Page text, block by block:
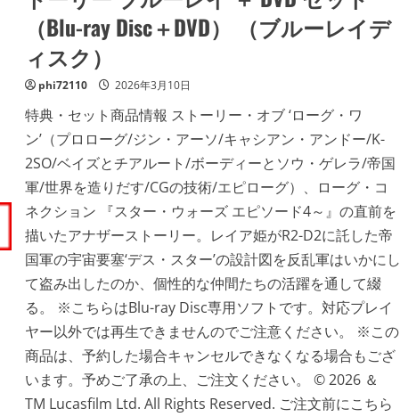
細
を
覧
だ
い
ズ・
ス
ー
リ
ー
UHD
＋
3D
ブ
ル
ー
レ
イ
セ
ッ
ト
（4K
ULTRA
HD
＋
3D
ブ
ル
ー
レ
イ
＋
ブ
ル
（Blu-ray Disc＋DVD） （ブルーレイデ
ィスク）
phi72110 2026年3月10日
特典・セット商品情報 ストーリー・オブ ‘ローグ・ワ
ン’（プロローグ/ジン・アーソ/キャシアン・アンドー/K-
2SO/ベイズとチアルート/ボーディーとソウ・ゲレラ/帝国
軍/世界を造りだす/CGの技術/エピローグ）、ローグ・コ
ネクション 『スター・ウォーズ エピソード4～』の直前を
描いたアナザーストーリー。レイア姫がR2-D2に託した帝
国軍の宇宙要塞‘デス・スター’の設計図を反乱軍はいかにし
て盗み出したのか、個性的な仲間たちの活躍を通して綴
る。 ※こちらはBlu-ray Disc専用ソフトです。対応プレイ
ヤー以外では再生できませんのでご注意ください。 ※この
商品は、予約した場合キャンセルできなくなる場合もござ
います。予めご了承の上、ご注文ください。 © 2026 ＆
TM Lucasfilm Ltd. All Rights Reserved. ご注文前にこちら